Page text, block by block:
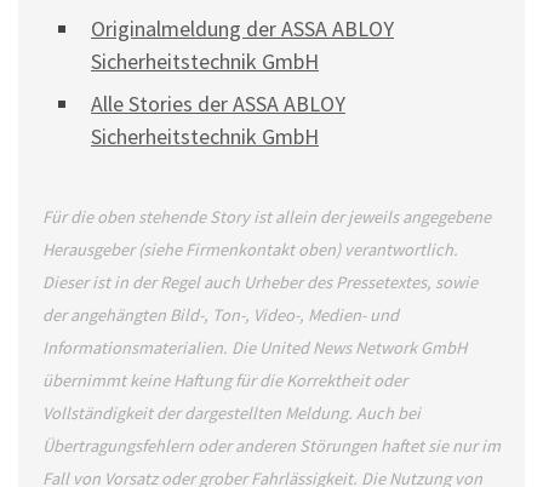
Originalmeldung der ASSA ABLOY
Sicherheitstechnik GmbH
Alle Stories der ASSA ABLOY
Sicherheitstechnik GmbH
Für die oben stehende Story ist allein der jeweils angegebene
Herausgeber (siehe Firmenkontakt oben) verantwortlich.
Dieser ist in der Regel auch Urheber des Pressetextes, sowie
der angehängten Bild-, Ton-, Video-, Medien- und
Informationsmaterialien. Die United News Network GmbH
übernimmt keine Haftung für die Korrektheit oder
Vollständigkeit der dargestellten Meldung. Auch bei
Übertragungsfehlern oder anderen Störungen haftet sie nur im
Fall von Vorsatz oder grober Fahrlässigkeit. Die Nutzung von